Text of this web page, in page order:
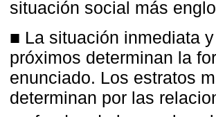
situación social más
■ La situación inmediata
próximos determinan la
enunciado. Los estratos
determinan por las